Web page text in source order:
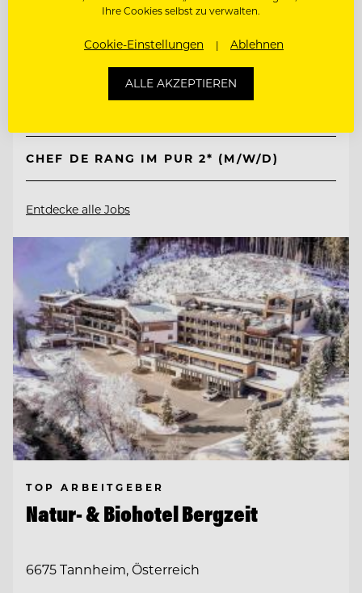
Kempinski Hotel Berchtesgaden
CHEF DE RANG IM PUR 2* (M/W/D)
Entdecke alle Jobs
TOP ARBEITGEBER
Natur- & Biohotel Bergzeit
6675 Tannheim, Österreich
Ihre Cookies selbst zu verwalten.
Cookie-Einstellungen Ablehnen
ALLE AKZEPTIEREN